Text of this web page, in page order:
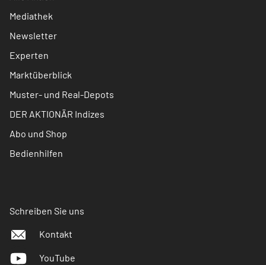
Mediathek
Newsletter
Experten
Marktüberblick
Muster- und Real-Depots
DER AKTIONÄR Indizes
Abo und Shop
Bedienhilfen
Schreiben Sie uns
Kontakt
YouTube